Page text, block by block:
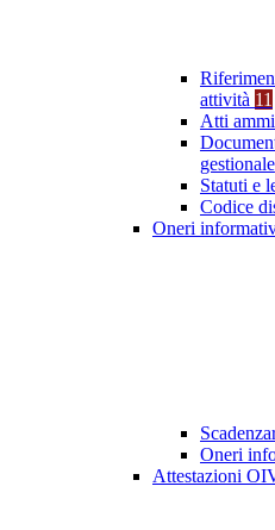
attività 11
Atti
gestionale
Statuti e
Codice
Oneri
Oneri
Attestazioni